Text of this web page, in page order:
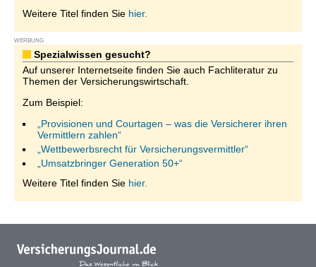
Weitere Titel finden Sie hier.
WERBUNG
Spezialwissen gesucht?
Auf unserer Internetseite finden Sie auch Fachliteratur zu
Themen der Versicherungswirtschaft.
Zum Beispiel:
„Provisionen und Courtagen – was die Versicherer ihren
Vermittlern zahlen“
„Wettbewerbsrecht für Versicherungsvermittler“
„Umsatzbringer Generation 50+“
Weitere Titel finden Sie hier.